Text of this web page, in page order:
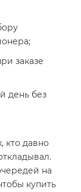
заказе
день без
кто давно
на
купить